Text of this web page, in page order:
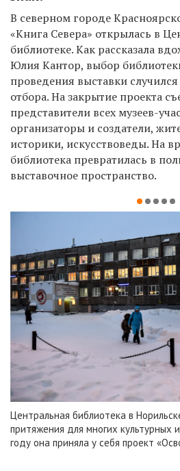
В северном городе
«Книга Севера» открылась в
библиотеке. Как рассказала
Юлия Кантор, выбор
проведения выставки
отбора. На закрытие проекта
представители всех музеев-
организаторы и создатели,
историки, искусствоведы. На
библиотека превратилась в
выставочное пространство.
Центральная библиотека в
притяжения для многих культурных
году она приняла у себя проект